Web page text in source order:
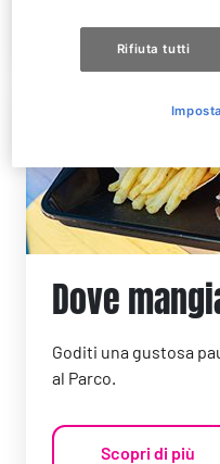
Dove
Goditi una gustosa
al Parco.
Scopri di più
Rifiuta tutti